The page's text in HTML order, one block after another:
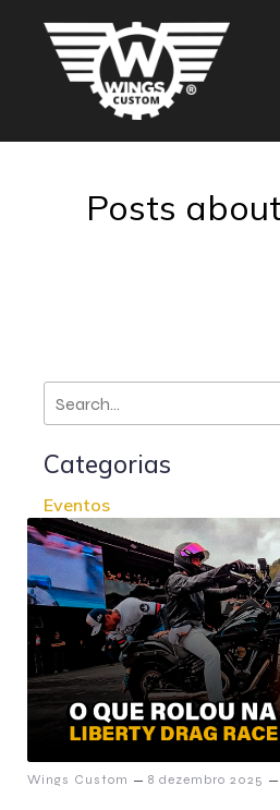
Posts
Categorias
Eventos
Wings Custom – 8 dezembro 2025 –